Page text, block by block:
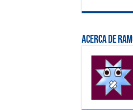
Acerca de